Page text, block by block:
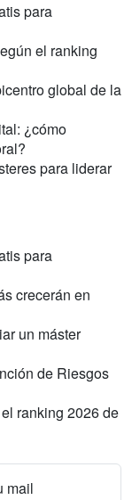
para
el ranking
global de la
¿cómo
para liderar
para
crecerán en
un máster
de Riesgos
ranking 2026 de
mail